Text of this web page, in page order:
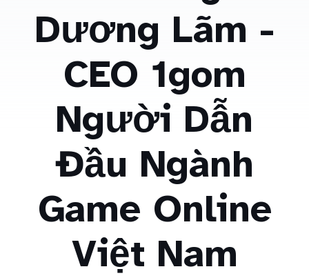
Dương Lãm -
CEO 1gom
Người Dẫn
Đầu Ngành
Game Online
Việt Nam